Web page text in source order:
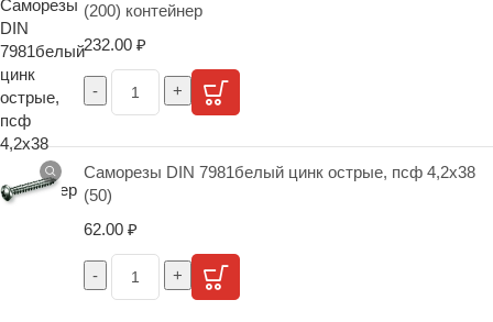
(200) контейнер
232.00 ₽
Саморезы DIN 7981белый цинк острые, псф 4,2х38
(50)
62.00 ₽